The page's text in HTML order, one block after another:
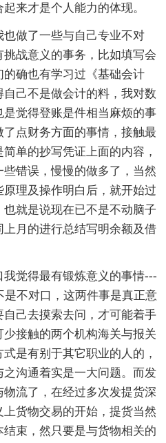
来才是个人能力的体现。
做了一些与自己专业不对
战意义的事务，比如填写会
确也有学习过《基础会计
己不是做会计的料，我对数
觉得登账是件相当麻烦的事
点财务方面的事情，接触最
单的抄写凭证上面的内容，
错误，慢慢的做多了，当然
理及操作明白后，就开始过
就是说现在已不是不动脑子
月的进行总结写明余额及借
觉得最有锻炼意义的事情---
不对口，这两件事是真正意
己去摸索去问，才可能着手
接触的两个机构海关与报关
是有别于其它职业的人的，
沟通着实是一大问题。而发
流了，在经过多次发提货深
货物交易的开始，提货当然
束，然只要是与货物相关的